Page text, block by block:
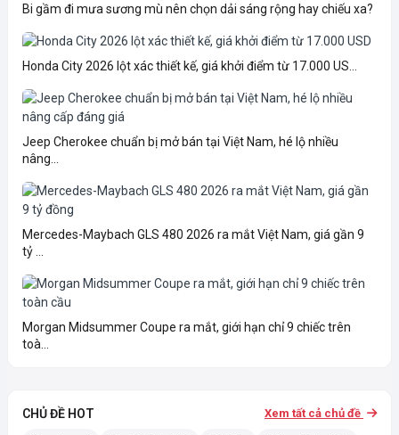
Bi gầm đi mưa sương mù nên chọn dải sáng rộng hay chiếu xa?
Honda City 2026 lột xác thiết kế, giá khởi điểm từ 17.000 US...
Jeep Cherokee chuẩn bị mở bán tại Việt Nam, hé lộ nhiều
nâng...
Mercedes-Maybach GLS 480 2026 ra mắt Việt Nam, giá gần 9
tỷ ...
Morgan Midsummer Coupe ra mắt, giới hạn chỉ 9 chiếc trên
toà...
CHỦ ĐỀ HOT Xem tất cả chủ đề